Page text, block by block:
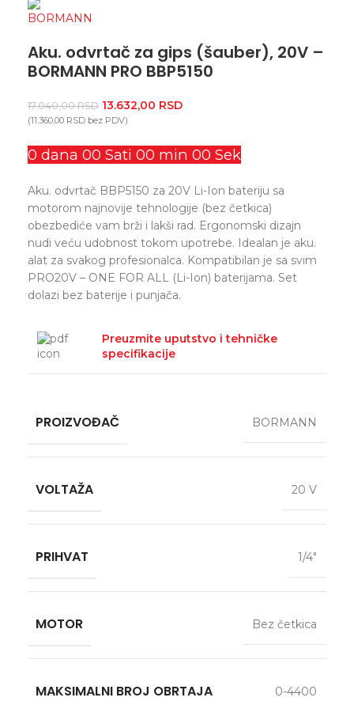
Aku. odvrtač za gips (šauber), 20V –
BORMANN PRO BBP5150
17.040,00RSD 13.632,00 RSD
(11.360,00 RSD bez PDV)
0 dana 00 Sati 00 min 00 Sek
Aku. odvrtač BBP5150 za 20V Li-Ion bateriju sa
motorom najnovije tehnologije (bez četkica)
obezbediće vam brži i lakši rad. Ergonomski dizajn
nudi veću udobnost tokom upotrebe. Idealan je aku.
alat za svakog profesionalca. Kompatibilan je sa svim
PRO20V – ONE FOR ALL (Li-Ion) baterijama. Set
dolazi bez baterije i punjača.
Preuzmite uputstvo i tehničke
specifikacije
PROIZVOĐAČ BORMANN
VOLTAŽA 20 V
PRIHVAT 1/4″
MOTOR Bez četkica
MAKSIMALNI BROJ OBRTAJA 0-4400